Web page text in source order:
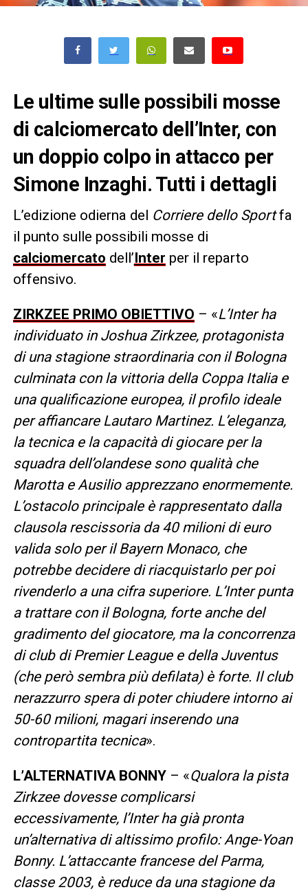
Le ultime sulle possibili mosse
di calciomercato dell’Inter, con
un doppio colpo in attacco per
Simone Inzaghi. Tutti i dettagli
L’edizione odierna del Corriere dello Sportfa
il punto sulle possibili mosse di
calciomercato dell’Inter per il reparto
offensivo.
ZIRKZEE PRIMO OBIETTIVO – «L’Inter ha
individuato in Joshua Zirkzee, protagonista
di una stagione straordinaria con il Bologna
culminata con la vittoria della Coppa Italia e
una qualificazione europea, il profilo ideale
per affiancare Lautaro Martinez. L’eleganza,
la tecnica e la capacità di giocare per la
squadra dell’olandese sono qualità che
Marotta e Ausilio apprezzano enormemente.
L’ostacolo principale è rappresentato dalla
clausola rescissoria da 40 milioni di euro
valida solo per il Bayern Monaco, che
potrebbe decidere di riacquistarlo per poi
rivenderlo a una cifra superiore. L’Inter punta
a trattare con il Bologna, forte anche del
gradimento del giocatore, ma la concorrenza
di club di Premier League e della Juventus
(che però sembra più defilata) è forte. Il club
nerazzurro spera di poter chiudere intorno ai
50-60 milioni, magari inserendo una
contropartita tecnica».
L’ALTERNATIVA BONNY– «Qualora la pista
Zirkzee dovesse complicarsi
eccessivamente, l’Inter ha già pronta
un’alternativa di altissimo profilo: Ange-Yoan
Bonny. L’attaccante francese del Parma,
classe 2003, è reduce da una stagione da